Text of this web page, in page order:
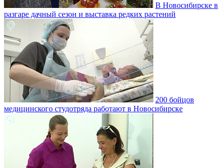
В Новосибирске в
разгаре дачный сезон и выставка редких растений
200 бойцов
медицинского студотряда работают в Новосибирске